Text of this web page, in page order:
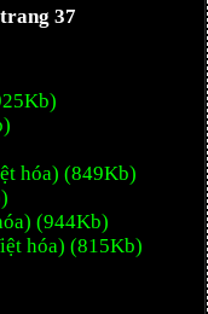
37
hóa) (849Kb)
(944Kb)
hóa) (815Kb)